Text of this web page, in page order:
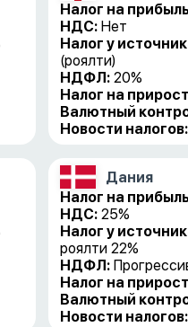
Налог на
НДС: Нет
Налог у
(роялти)
НДФЛ: 20%
Налог на
Валютный
Новости налогов:
Дания
Налог на
НДС: 25%
Налог у
роялти 22%
НДФЛ:
Налог на
Валютный
Новости налогов: